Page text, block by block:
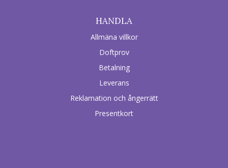
HANDLA
Allmäna villkor
Doftprov
Betalning
Leverans
Reklamation och ångerrätt
Presentkort